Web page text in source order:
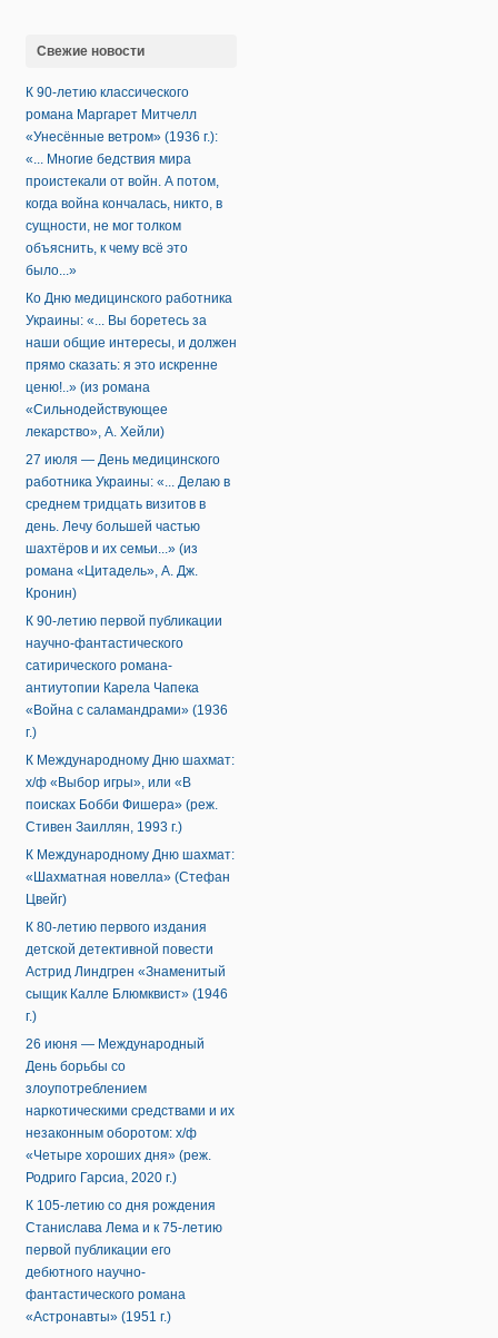
Свежие новости
К 90-летию классического
романа Маргарет Митчелл
«Унесённые ветром» (1936 г.):
«... Многие бедствия мира
проистекали от войн. А потом,
когда война кончалась, никто, в
сущности, не мог толком
объяснить, к чему всё это
было...»
Ко Дню медицинского работника
Украины: «... Вы боретесь за
наши общие интересы, и должен
прямо сказать: я это искренне
ценю!..» (из романа
«Сильнодействующее
лекарство», А. Хейли)
27 июля — День медицинского
работника Украины: «... Делаю в
среднем тридцать визитов в
день. Лечу большей частью
шахтёров и их семьи...» (из
романа «Цитадель», А. Дж.
Кронин)
К 90-летию первой публикации
научно-фантастического
сатирического романа-
антиутопии Карела Чапека
«Война с саламандрами» (1936
г.)
К Международному Дню шахмат:
х/ф «Выбор игры», или «В
поисках Бобби Фишера» (реж.
Стивен Заиллян, 1993 г.)
К Международному Дню шахмат:
«Шахматная новелла» (Стефан
Цвейг)
К 80-летию первого издания
детской детективной повести
Астрид Линдгрен «Знаменитый
сыщик Калле Блюмквист» (1946
г.)
26 июня — Международный
День борьбы со
злоупотреблением
наркотическими средствами и их
незаконным оборотом: х/ф
«Четыре хороших дня» (реж.
Родриго Гарсиа, 2020 г.)
К 105-летию со дня рождения
Станислава Лема и к 75-летию
первой публикации его
дебютного научно-
фантастического романа
«Астронавты» (1951 г.)